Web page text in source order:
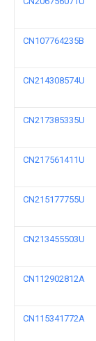
CN107764235B
CN214308574U
CN217385335U
CN217561411U
CN215177755U
CN213455503U
CN112902812A
CN115341772A